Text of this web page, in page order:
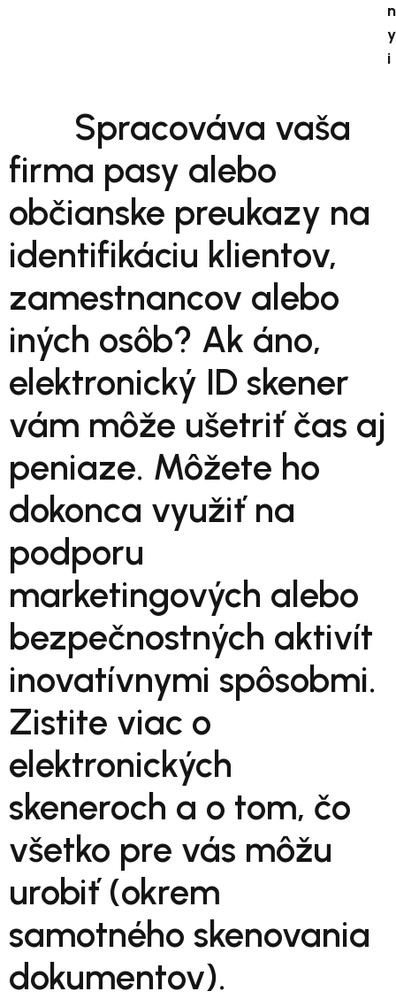
n
y
i
Spracováva vaša
firma pasy alebo
občianske preukazy na
identifikáciu klientov,
zamestnancov alebo
iných osôb? Ak áno,
elektronický ID skener
vám môže ušetriť čas aj
peniaze. Môžete ho
dokonca využiť na
podporu
marketingových alebo
bezpečnostných aktivít
inovatívnymi spôsobmi.
Zistite viac o
elektronických
skeneroch a o tom, čo
všetko pre vás môžu
urobiť (okrem
samotného skenovania
dokumentov).